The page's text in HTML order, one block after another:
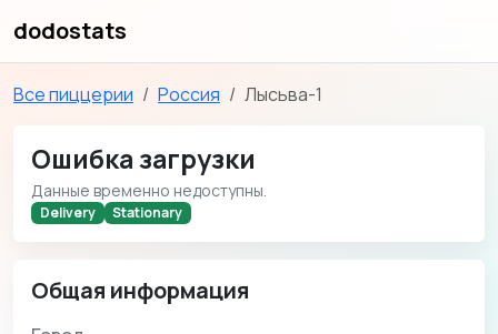
dodostats
Все пиццерии Россия Лысьва-1
Ошибка загрузки
Данные временно недоступны.
Delivery Stationary
Общая информация